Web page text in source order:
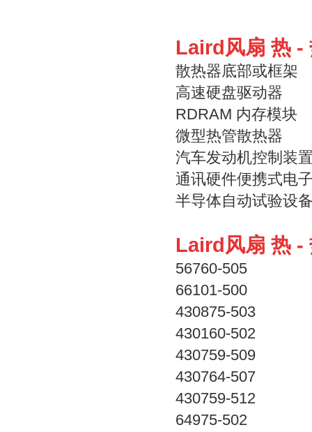
Laird风扇 热 -
散热器底部或框架
高速硬盘驱动器
RDRAM 内存模块
微型热管散热器
汽车发动机控制装
通讯硬件便携式电
半导体自动试验设
Laird风扇 热 -
56760-505
66101-500
430875-503
430160-502
430759-509
430764-507
430759-512
64975-502